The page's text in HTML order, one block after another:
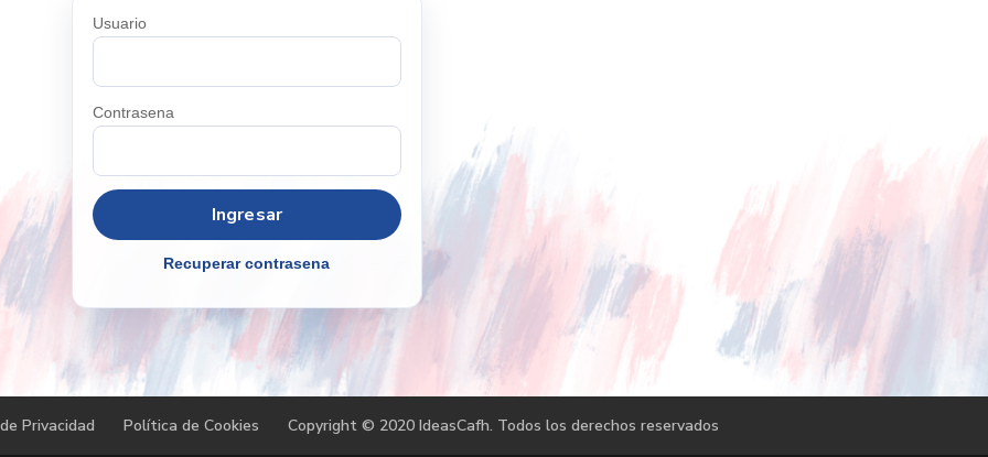
Usuario
Contrasena
Recuperar contrasena
Privacidad Política de Cookies Copyright © 2020 IdeasCafh. Todos los derechos reservados